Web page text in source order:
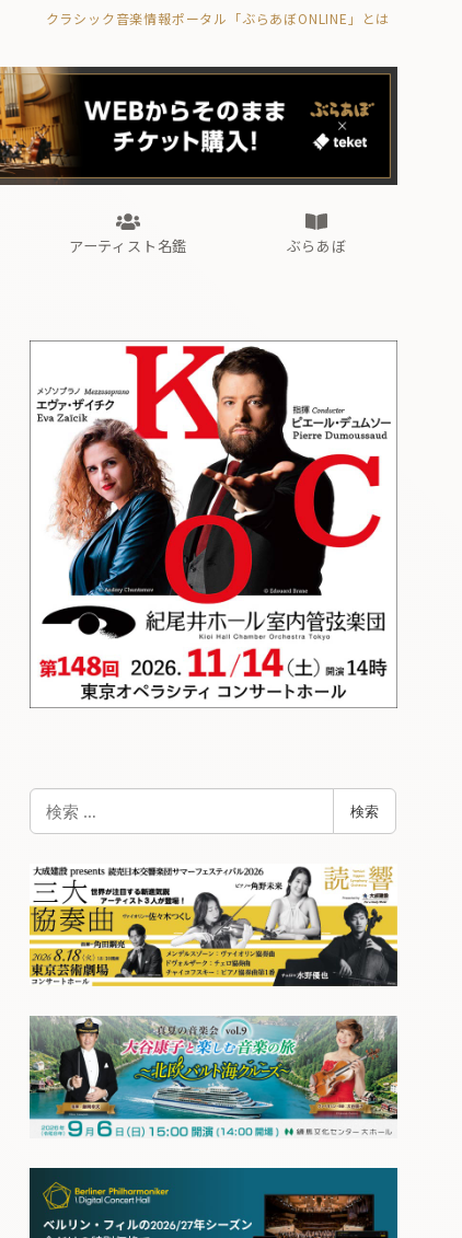
クラシック音楽情報ポータル「ぶらあぼONLINE」とは
ぶらあぼブラス！
フォルテピアノ・オデッセイ
アーティスト名鑑 ぶらあぼ
ぶらあぼブラス！
フォルテピアノ・オデッセイ
検
索
検索